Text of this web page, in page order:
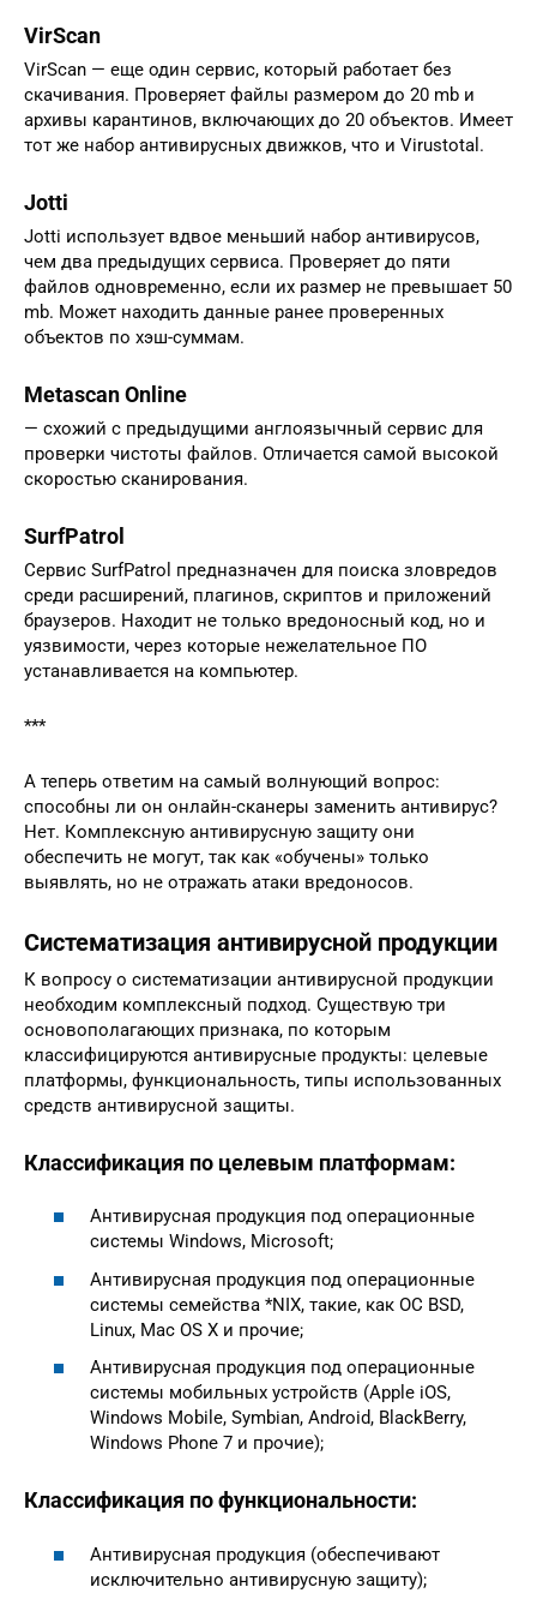
VirScan
VirScan — еще один сервис, который работает без
скачивания. Проверяет файлы размером до 20 mb и
архивы карантинов, включающих до 20 объектов. Имеет
тот же набор антивирусных движков, что и Virustotal.
Jotti
Jotti использует вдвое меньший набор антивирусов,
чем два предыдущих сервиса. Проверяет до пяти
файлов одновременно, если их размер не превышает 50
mb. Может находить данные ранее проверенных
объектов по хэш-суммам.
Metascan Online
— схожий с предыдущими англоязычный сервис для
проверки чистоты файлов. Отличается самой высокой
скоростью сканирования.
SurfPatrol
Сервис SurfPatrol предназначен для поиска зловредов
среди расширений, плагинов, скриптов и приложений
браузеров. Находит не только вредоносный код, но и
уязвимости, через которые нежелательное ПО
устанавливается на компьютер.
***
А теперь ответим на самый волнующий вопрос:
способны ли он онлайн-сканеры заменить антивирус?
Нет. Комплексную антивирусную защиту они
обеспечить не могут, так как «обучены» только
выявлять, но не отражать атаки вредоносов.
Систематизация антивирусной продукции
К вопросу о систематизации антивирусной продукции
необходим комплексный подход. Существую три
основополагающих признака, по которым
классифицируются антивирусные продукты: целевые
платформы, функциональность, типы использованных
средств антивирусной защиты.
Классификация по целевым платформам:
Антивирусная продукция под операционные
системы Windows, Microsoft;
Антивирусная продукция под операционные
системы семейства *NIX, такие, как ОС BSD,
Linux, Mac OS X и прочие;
Антивирусная продукция под операционные
системы мобильных устройств (Apple iOS,
Windows Mobile, Symbian, Android, BlackBerry,
Windows Phone 7 и прочие);
Классификация по функциональности:
Антивирусная продукция (обеспечивают
исключительно антивирусную защиту);